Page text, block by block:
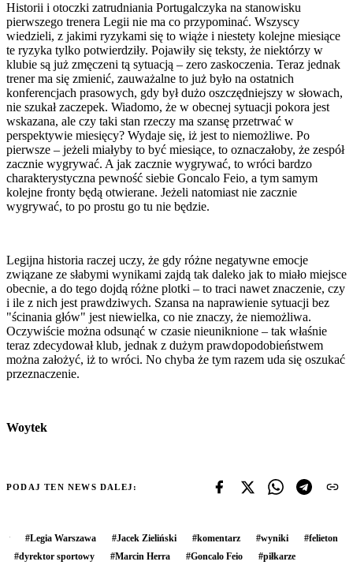
Historii i otoczki zatrudniania Portugalczyka na stanowisku
pierwszego trenera Legii nie ma co przypominać. Wszyscy
wiedzieli, z jakimi ryzykami się to wiąże i niestety kolejne miesiące
te ryzyka tylko potwierdziły. Pojawiły się teksty, że niektórzy w
klubie są już zmęczeni tą sytuacją – zero zaskoczenia. Teraz jednak
trener ma się zmienić, zauważalne to już było na ostatnich
konferencjach prasowych, gdy był dużo oszczędniejszy w słowach,
nie szukał zaczepek. Wiadomo, że w obecnej sytuacji pokora jest
wskazana, ale czy taki stan rzeczy ma szansę przetrwać w
perspektywie miesięcy? Wydaje się, iż jest to niemożliwe. Po
pierwsze – jeżeli miałyby to być miesiące, to oznaczałoby, że zespół
zacznie wygrywać. A jak zacznie wygrywać, to wróci bardzo
charakterystyczna pewność siebie Goncalo Feio, a tym samym
kolejne fronty będą otwierane. Jeżeli natomiast nie zacznie
wygrywać, to po prostu go tu nie będzie.
Legijna historia raczej uczy, że gdy różne negatywne emocje
związane ze słabymi wynikami zajdą tak daleko jak to miało miejsce
obecnie, a do tego dojdą różne plotki – to traci nawet znaczenie, czy
i ile z nich jest prawdziwych. Szansa na naprawienie sytuacji bez
"ścinania głów" jest niewielka, co nie znaczy, że niemożliwa.
Oczywiście można odsunąć w czasie nieuniknione – tak właśnie
teraz zdecydował klub, jednak z dużym prawdopodobieństwem
można założyć, iż to wróci. No chyba że tym razem uda się oszukać
przeznaczenie.
Woytek
PODAJ TEN NEWS DALEJ:
#Legia Warszawa #Jacek Zieliński #komentarz #wyniki #felieton
#dyrektor sportowy #Marcin Herra #Goncalo Feio #piłkarze